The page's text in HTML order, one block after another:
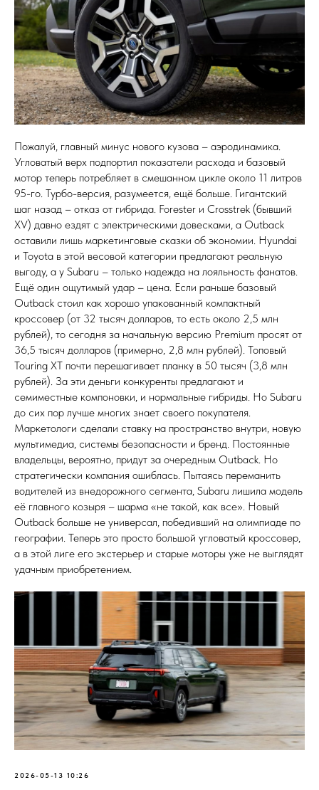
Пожалуй, главный минус нового кузова – аэродинамика.
Угловатый верх подпортил показатели расхода и базовый
мотор теперь потребляет в смешанном цикле около 11 литров
95-го. Турбо-версия, разумеется, ещё больше. Гигантский
шаг назад – отказ от гибрида. Forester и Crosstrek (бывший
XV) давно ездят с электрическими довесками, а Outback
оставили лишь маркетинговые сказки об экономии. Hyundai
и Toyota в этой весовой категории предлагают реальную
выгоду, а у Subaru – только надежда на лояльность фанатов.
Ещё один ощутимый удар – цена. Если раньше базовый
Outback стоил как хорошо упакованный компактный
кроссовер (от 32 тысяч долларов, то есть около 2,5 млн
рублей), то сегодня за начальную версию Premium просят от
36,5 тысяч долларов (примерно, 2,8 млн рублей). Топовый
Touring XT почти перешагивает планку в 50 тысяч (3,8 млн
рублей). За эти деньги конкуренты предлагают и
семиместные компоновки, и нормальные гибриды. Но Subaru
до сих пор лучше многих знает своего покупателя.
Маркетологи сделали ставку на пространство внутри, новую
мультимедиа, системы безопасности и бренд. Постоянные
владельцы, вероятно, придут за очередным Outback. Но
стратегически компания ошиблась. Пытаясь переманить
водителей из внедорожного сегмента, Subaru лишила модель
её главного козыря – шарма «не такой, как все». Новый
Outback больше не универсал, победивший на олимпиаде по
географии. Теперь это просто большой угловатый кроссовер,
а в этой лиге его экстерьер и старые моторы уже не выглядят
удачным приобретением.
2026-05-13 10:26